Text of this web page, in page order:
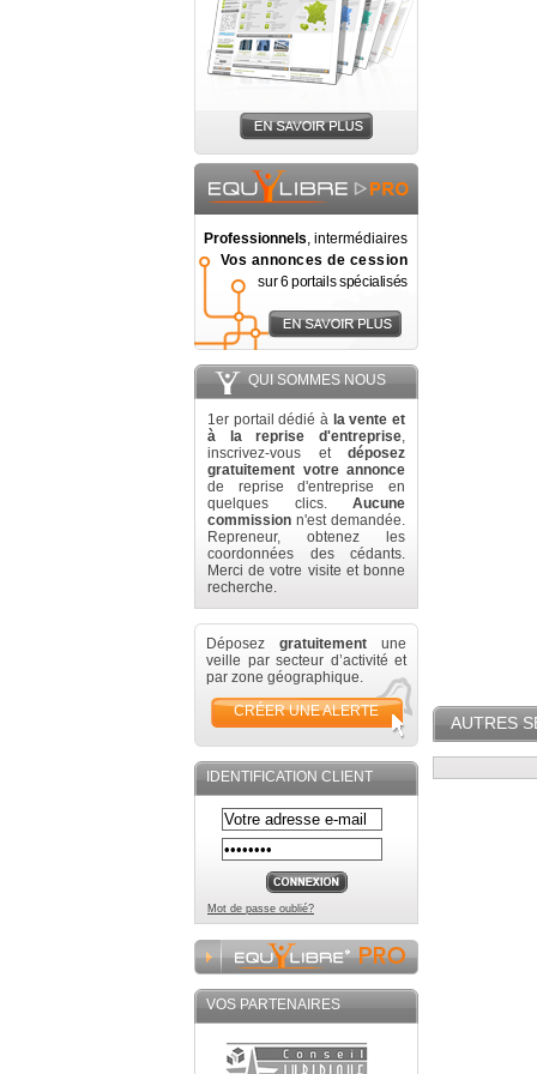
Professionnels, intermédiaires
Vos annonces de cession
sur 6 portails spécialisés
QUI SOMMES NOUS
1er portail dédié à la vente et
à la reprise d'entreprise,
inscrivez-vous et déposez
gratuitement votre annonce
de reprise d'entreprise en
quelques clics. Aucune
commission n'est demandée.
Repreneur, obtenez les
coordonnées des cédants.
Merci de votre visite et bonne
recherche.
Déposez gratuitement une
veille par secteur d’activité et
par zone géographique.
CRÉER UNE ALERTE
IDENTIFICATION CLIENT
Mot de passe oublié?
VOS PARTENAIRES
AUTRES